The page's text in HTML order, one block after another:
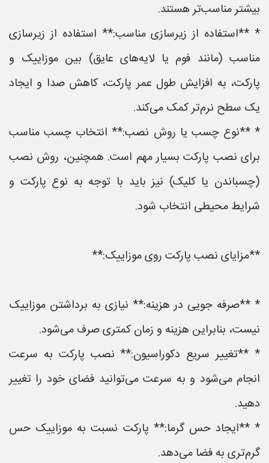
بیشتر مناسب‌تر هستند.
* **استفاده از زیرسازی مناسب:** استفاده از زیرسازی
مناسب (مانند فوم یا لایه‌های عایق) بین موزاییک و
پارکت، به افزایش طول عمر پارکت، کاهش صدا و ایجاد
یک سطح نرم‌تر کمک می‌کند.
* **نوع چسب یا روش نصب:** انتخاب چسب مناسب
برای نصب پارکت بسیار مهم است. همچنین، روش نصب
(چسباندن یا کلیک) نیز باید با توجه به نوع پارکت و
شرایط محیطی انتخاب شود.
**مزایای نصب پارکت روی موزاییک:**
* **صرفه جویی در هزینه:** نیازی به برداشتن موزاییک
نیست، بنابراین هزینه و زمان کمتری صرف می‌شود.
* **تغییر سریع دکوراسیون:** نصب پارکت به سرعت
انجام می‌شود و به سرعت می‌توانید فضای خود را تغییر
دهید.
* **ایجاد حس گرما:** پارکت نسبت به موزاییک حس
گرم‌تری به فضا می‌دهد.